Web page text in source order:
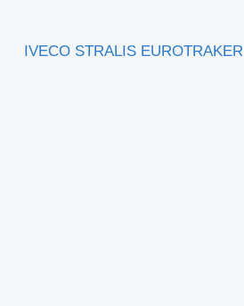
بطاريات المراكم القابلة لتخزين الطاقة IVECO M16 x 1,5, M48 x 2, Ls: 53 mm 41285153 لـ الشاحنات IVECO STRALIS EUROTRAKER